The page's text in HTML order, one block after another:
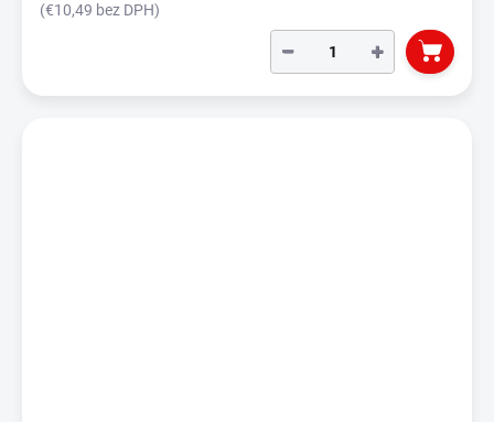
(€10,49 bez DPH)
+
−